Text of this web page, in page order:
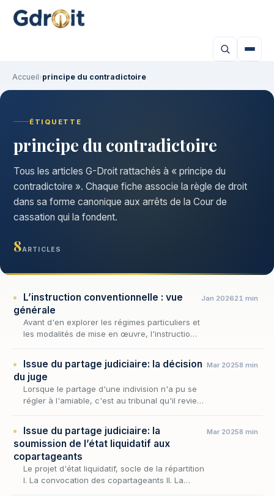
Accueil›principe du contradictoire
ÉTIQUETTE
principe du contradictoire
Tous les articles G-Droit rattachés à « principe du
contradictoire ». Chaque fiche associe la règle de droit
dans sa forme canonique aux arrêts de la Cour de
cassation qui la fondent.
8ARTICLES
L’instruction conventionnelle : vue
générale
Avant d'en explorer les régimes particuliers et
les modalités de mise en œuvre, l'instruction
Jan 202621 min
Issue du partage judiciaire: la décision
du juge
Lorsque le partage d'une indivision n'a pu se
régler à l'amiable, c'est au tribunal qu'il revient
Mar 20258 min
Issue du partage judiciaire: la
soumission de l’état liquidatif aux
copartageants
Le projet d'état liquidatif, socle de la répartition
I. La convocation des copartageants II. La
Mar 20258 min